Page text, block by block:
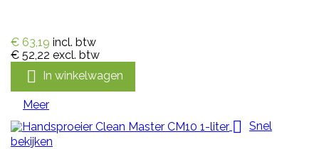
€ 63,19 incl. btw
€ 52,22 excl. btw
 In winkelwagen
Meer
 Snel
bekijken